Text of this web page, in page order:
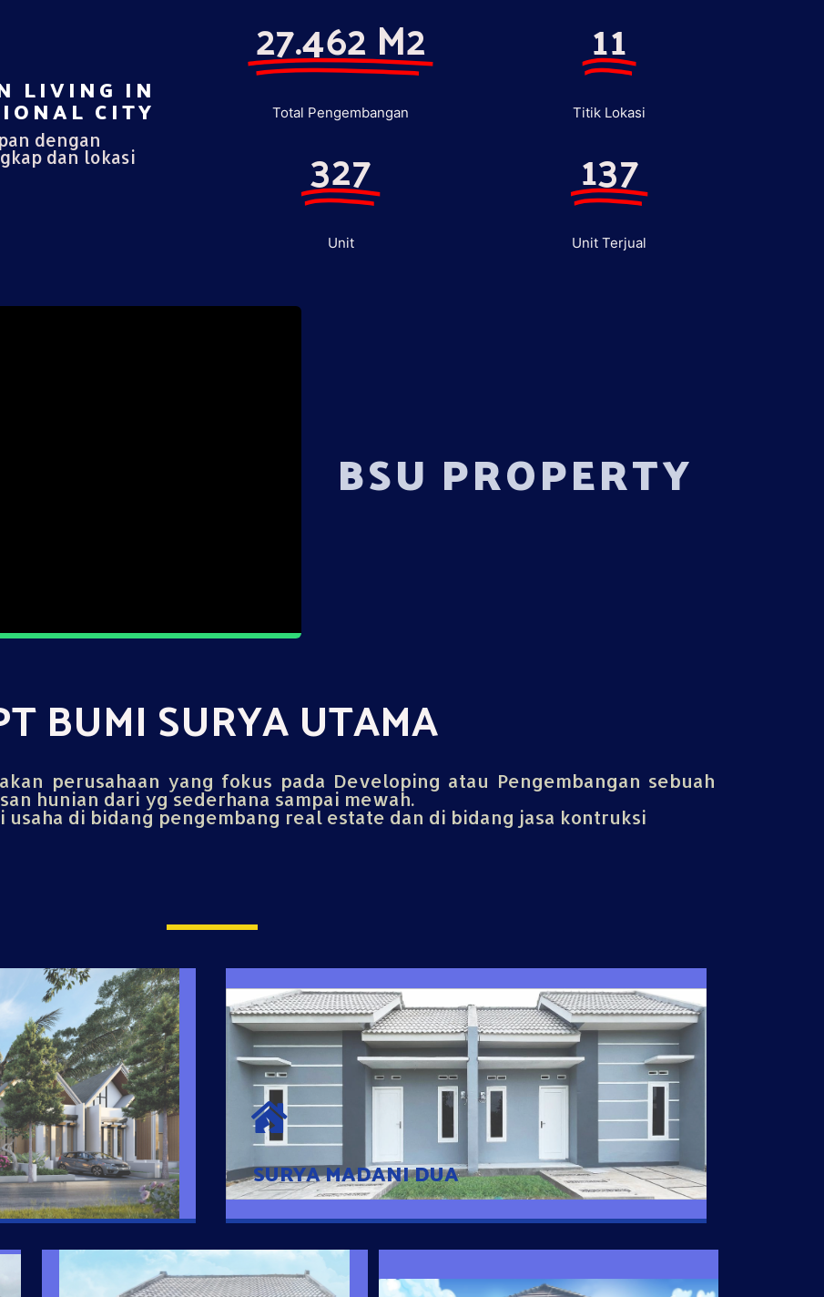
LIVING IN
CITY​
dengan
dan lokasi
27.462 M2
Total Pengembangan
327
Unit
11
Titik Lokasi
137
Unit Terjual
BSU PROPERTY
BUMI SURYA UTAMA
perusahaan yang fokus pada Developing atau Pengembangan sebuah
hunian dari yg sederhana sampai mewah.
usaha di bidang pengembang real estate dan di bidang jasa kontruksi
Pintar
rumahnya dengan
SURYA MADANI DUA
SURYA MADANI DUA
Satu-satunya Hunian nyaman dengan harga subsidi hanya 100
jutaan dengan lokasi strategis di Tuban